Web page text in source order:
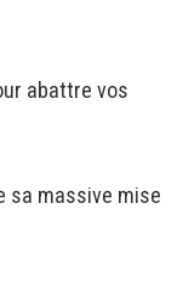
abattre vos
sa massive mise